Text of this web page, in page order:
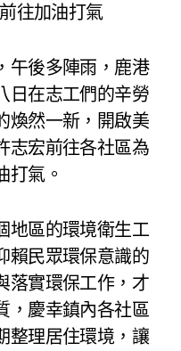
往加油打氣
午後多陣雨，鹿港
日在志工們的辛勞
煥然一新，開啟美
志宏前往各社區為
打氣。
地區的環境衛生工
賴民眾環保意識的
落實環保工作，才
，慶幸鎮內各社區
整理居住環境，讓